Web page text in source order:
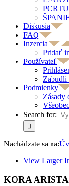
Diskusia
FAQ
Inzercia
Pridať
Používateľ
Zabudli
Podmienky
Zásady
Search for:
Nachádzate sa na:
View Larger
KORA ARISTA